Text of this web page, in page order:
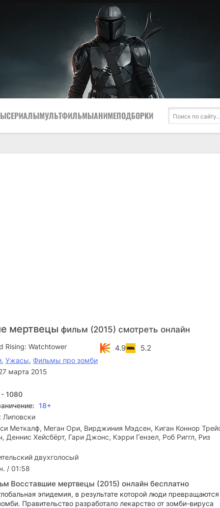
СЕРИАЛЫМУЛЬТФИЛЬМЫАНИМЕПОДБОРКИ
мертвецы фильм (2015) смотреть онлайн
Rising: Watchtower 4.9 5.2
, Ужасы, Фильмы про зомби
марта 2015
1080
18+
Липовски
Меткалф, Меган Ори, Вирджиния Мэдсен, Киган Коннор
Деннис Хейсбёрт, Гари Джонс, Кэрри Гензел, Роб Риггл, Риз
двухголосый
/ 01:58
Восставшие мертвецы (2015) онлайн бесплатно
эпидемия, в результате которой люди
Правительство разработало лекарство от зомби-вируса